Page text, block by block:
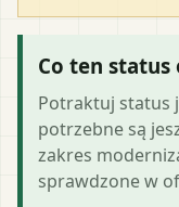
Co ten status
Potraktuj status
potrzebne są
zakres
sprawdzone w